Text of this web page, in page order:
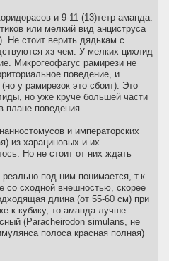
и 9-11 (13)тетр аманда.
или мелкий вид анциструса
Не стоит верить дядькам с
хз чем. У мелких цихлид
Микрогеофагус рамирези не
поведение, и
у рамирезок это сбоит). Это
но уже круче большей части
плане поведения.
и императорских
из харациновых и их
Но не стоит от них ждать
под ним понимается, т.к.
со сходной внешностью, скорее
длина (от 55-60 см) при
к кубику, то аманда лучше.
(Paracheirodon simulans, не
полоса красная полная)